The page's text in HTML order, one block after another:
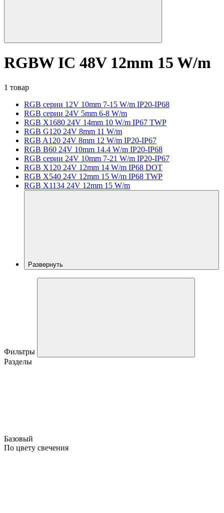
RGBW IC 48V 12mm 15 W/m
1 товар
RGB серии 12V 10mm 7-15 W/m IP20-IP68
RGB серии 24V 5mm 6-8 W/m
RGB X1680 24V 14mm 10 W/m IP67 TWP
RGB G120 24V 8mm 11 W/m
RGB A120 24V 8mm 12 W/m IP20-IP67
RGB B60 24V 10mm 14.4 W/m IP20-IP68
RGB серии 24V 10mm 7-21 W/m IP20-IP67
RGB X120 24V 12mm 14 W/m IP68 DOT
RGB X540 24V 12mm 15 W/m IP68 TWP
RGB X1134 24V 12mm 15 W/m
Развернуть
Фильтры
Разделы
Базовый
По цвету свечения